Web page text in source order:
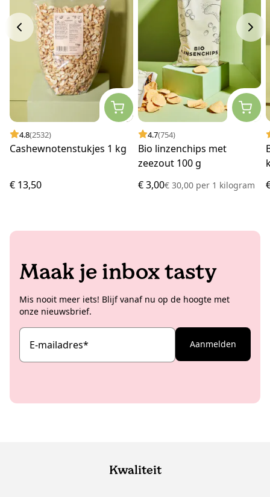
4.8(2532)
Cashewnotenstukjes 1 kg
€ 13,50
4.7(754)
Bio linzenchips met
zeezout 100 g
€ 3,00€ 30,00 per1 kilogram
Maak je inbox tasty
Mis nooit meer iets! Blijf vanaf nu op de hoogte met
onze nieuwsbrief.
E-mailadres* Aanmelden
Kwaliteit